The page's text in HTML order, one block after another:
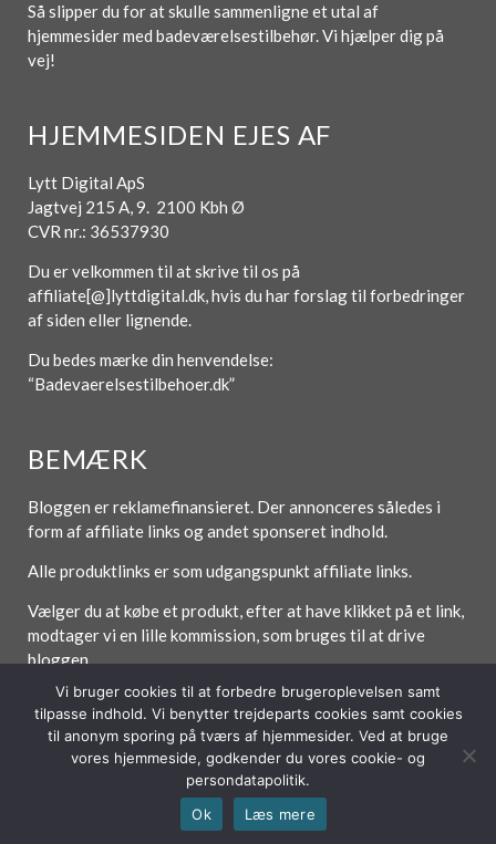
Så slipper du for at skulle sammenligne et utal af
hjemmesider med badeværelsestilbehør. Vi hjælper dig på
vej!
HJEMMESIDEN EJES AF
Lytt Digital ApS
Jagtvej 215 A, 9. 2100 Kbh Ø
CVR nr.: 36537930
Du er velkommen til at skrive til os på
affiliate[@]lyttdigital.dk, hvis du har forslag til forbedringer
af siden eller lignende.
Du bedes mærke din henvendelse:
“Badevaerelsestilbehoer.dk”
BEMÆRK
Bloggen er reklamefinansieret. Der annonceres således i
form af affiliate links og andet sponseret indhold.
Alle produktlinks er som udgangspunkt affiliate links.
Vælger du at købe et produkt, efter at have klikket på et link,
modtager vi en lille kommission, som bruges til at drive
bloggen.
Forside Om / Kontakt Betingelser
© 2026 Lytt Digital ApS
Vi bruger cookies til at forbedre brugeroplevelsen samt
tilpasse indhold. Vi benytter trejdeparts cookies samt cookies
til anonym sporing på tværs af hjemmesider. Ved at bruge
vores hjemmeside, godkender du vores cookie- og
persondatapolitik.
Ok
Læs mere